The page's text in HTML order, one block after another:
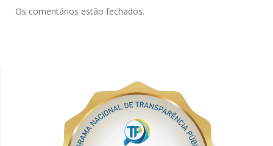
Os comentários estão fechados.